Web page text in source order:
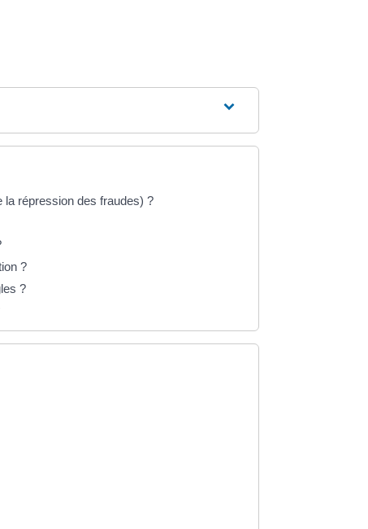
répression des fraudes) ?
?
?